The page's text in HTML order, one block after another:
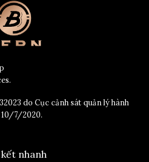
do Cục cảnh sát quản lý hành
10/7/2020.
nhanh